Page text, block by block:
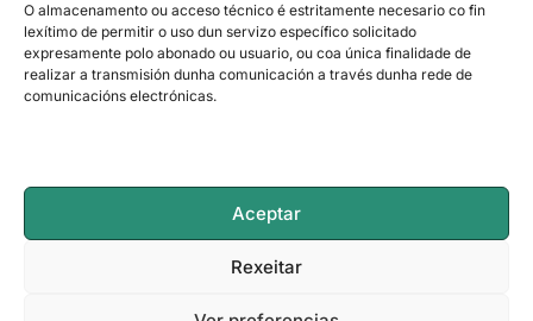
O almacenamento ou acceso técnico é estritamente necesario co fin
lexítimo de permitir o uso dun servizo específico solicitado
expresamente polo abonado ou usuario, ou coa única finalidade de
realizar a transmisión dunha comunicación a través dunha rede de
comunicacións electrónicas.
Aceptar
Rexeitar
xunta de goberno local
Imaxe corporativa
CARBALLO AO DÍA